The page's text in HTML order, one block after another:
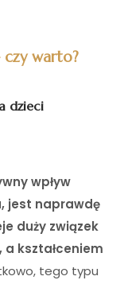
czy warto?
dzieci
wpływ
jest naprawdę
duży związek
kształceniem
tego typu